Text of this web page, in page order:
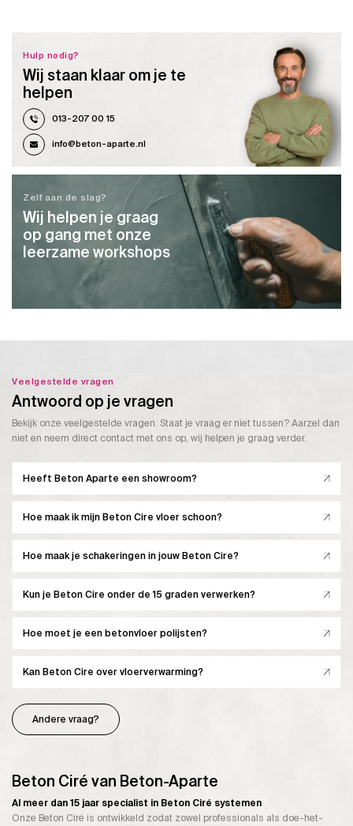
Hulp nodig?
Wij staan klaar om je te
helpen
013-207 00 15
info@beton-aparte.nl
Zelf aan de slag?
Wij helpen je graag
op gang met onze
leerzame workshops
Veelgestelde vragen
Antwoord op je vragen
Bekijk onze veelgestelde vragen. Staat je vraag er niet tussen? Aarzel dan
niet en neem direct contact met ons op, wij helpen je graag verder.
Heeft Beton Aparte een showroom?
Hoe maak ik mijn Beton Cire vloer schoon?
Hoe maak je schakeringen in jouw Beton Cire?
Kun je Beton Cire onder de 15 graden verwerken?
Hoe moet je een betonvloer polijsten?
Kan Beton Cire over vloerverwarming?
Andere vraag?
Beton Ciré van Beton-Aparte
Al meer dan 15 jaar specialist in Beton Ciré systemen
Onze Beton Ciré is ontwikkeld zodat zowel professionals als doe-het-